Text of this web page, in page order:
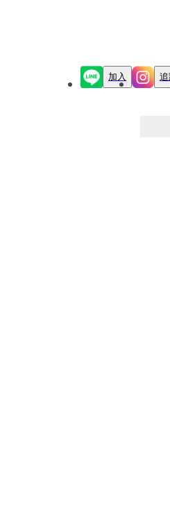
加入 追